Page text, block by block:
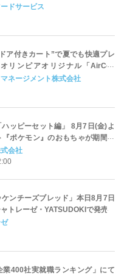
ドサービス
ア付きカート”で夏でも快適プレ
ンピアオリジナル「AirCon
ト）」導入 | ＰＧＭ
ネージメント株式会社
ッピーセット編」 8月7日(金)よ
ポケモン』のおもちゃが期間限
会社
ンチーズブレッド」本日8月7日
ャトレーゼ・YATSUDOKIで発売
業400社実就職ランキング」にて